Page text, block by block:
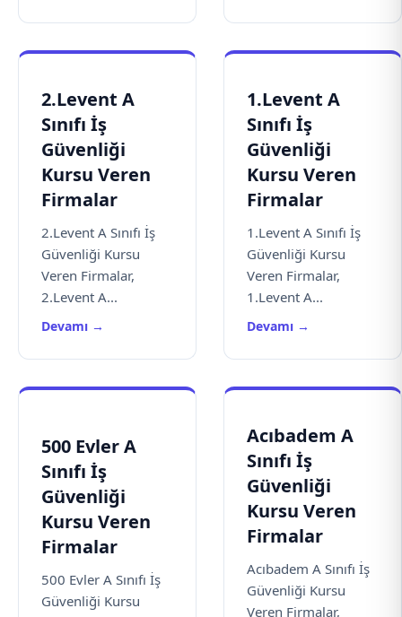
2.Levent A
Sınıfı İş
Güvenliği
Kursu Veren
Firmalar
2.Levent A Sınıfı İş
Güvenliği Kursu
Veren Firmalar,
2.Levent A...
Devamı →
1.Levent A
Sınıfı İş
Güvenliği
Kursu Veren
Firmalar
1.Levent A Sınıfı İş
Güvenliği Kursu
Veren Firmalar,
1.Levent A...
Devamı →
500 Evler A
Sınıfı İş
Güvenliği
Kursu Veren
Firmalar
500 Evler A Sınıfı İş
Güvenliği Kursu
Acıbadem A
Sınıfı İş
Güvenliği
Kursu Veren
Firmalar
Acıbadem A Sınıfı İş
Güvenliği Kursu
Veren Firmalar,